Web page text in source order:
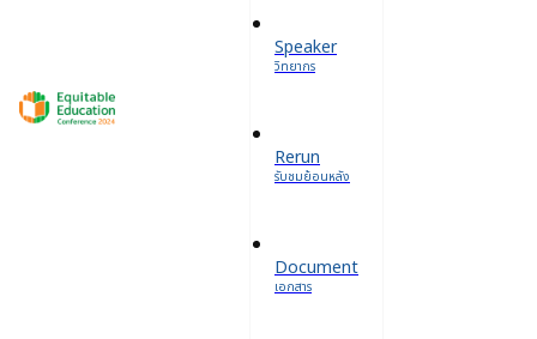
Speaker
วิทยากร
Rerun
รับชมย้อนหลัง
Document
เอกสาร